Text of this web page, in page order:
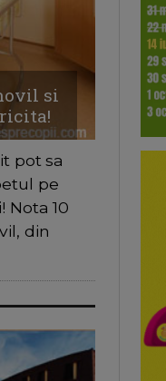
si
pot sa
pe
Nota 10
din